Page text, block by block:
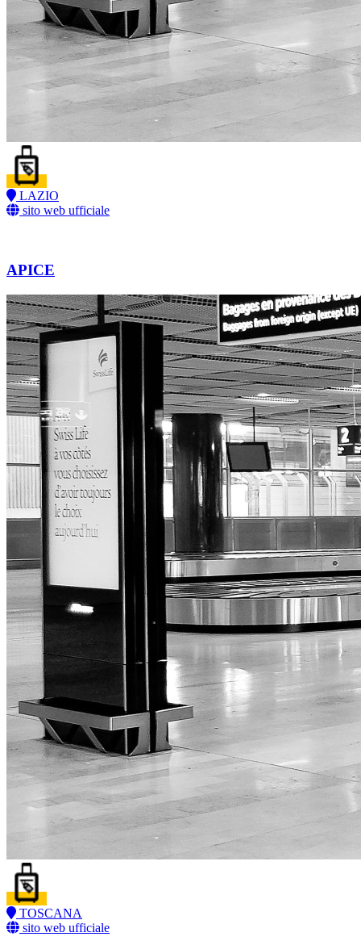
LAZIO
sito web ufficiale
APICE
TOSCANA
sito web ufficiale